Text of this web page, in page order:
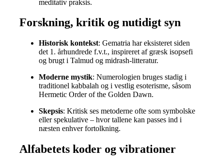
meditativ praksis.
Forskning, kritik og nutidigt syn
Historisk kontekst: Gematria har eksisteret siden
det 1. århundrede f.v.t., inspireret af græsk isopsefi
og brugt i Talmud og midrash-litteratur.
Moderne mystik: Numerologien bruges stadig i
traditionel kabbalah og i vestlig esoterisme, såsom
Hermetic Order of the Golden Dawn.
Skepsis: Kritisk ses metoderne ofte som symbolske
eller spekulative – hvor tallene kan passes ind i
næsten enhver fortolkning.
Alfabetets koder og vibrationer